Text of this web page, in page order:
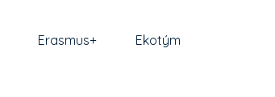
Erasmus+ Ekotým